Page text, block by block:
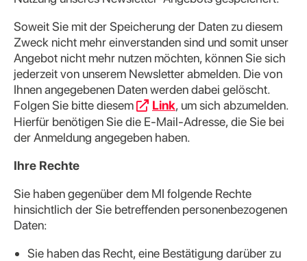
Soweit Sie mit der Speicherung der Daten zu diesem
Zweck nicht mehr einverstanden sind und somit unser
Angebot nicht mehr nutzen möchten, können Sie sich
jederzeit von unserem Newsletter abmelden. Die von
Ihnen angegebenen Daten werden dabei gelöscht.
Folgen Sie bitte diesem
Link, um sich abzumelden.
Hierfür benötigen Sie die E-Mail-Adresse, die Sie bei
der Anmeldung angegeben haben.
Ihre Rechte
Sie haben gegenüber dem MI folgende Rechte
hinsichtlich der Sie betreffenden personenbezogenen
Daten:
Sie haben das Recht, eine Bestätigung darüber zu